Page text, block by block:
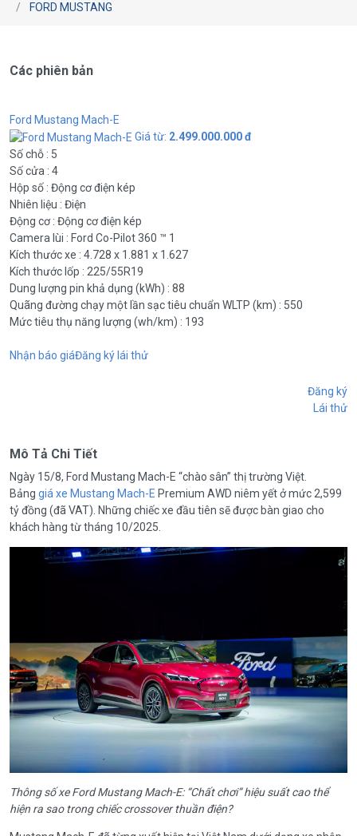
FORD MUSTANG
Các phiên bản
Ford Mustang Mach-E
Giá từ: 2.499.000.000 đ
Số chỗ : 5
Số cửa : 4
Hộp số : Động cơ điện kép
Nhiên liệu : Điện
Động cơ : Động cơ điện kép
Camera lùi : Ford Co-Pilot 360 ™ 1
Kích thước xe : 4.728 x 1.881 x 1.627
Kích thước lốp : 225/55R19
Dung lượng pin khả dụng (kWh) : 88
Quãng đường chạy một lần sạc tiêu chuẩn WLTP (km) : 550
Mức tiêu thụ năng lượng (wh/km) : 193
Nhận báo giáĐăng ký lái thử
Đăng ký
Lái thử
Mô Tả Chi Tiết
Ngày 15/8, Ford Mustang Mach-E “chào sân” thị trường Việt.
Bảng giá xe Mustang Mach-E Premium AWD niêm yết ở mức 2,599
tỷ đồng (đã VAT). Những chiếc xe đầu tiên sẽ được bàn giao cho
khách hàng từ tháng 10/2025.
Thông số xe Ford Mustang Mach-E: “Chất chơi” hiệu suất cao thể
hiện ra sao trong chiếc crossover thuần điện?